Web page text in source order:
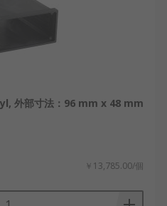
外部寸法：96 mm x 48 mm
￥13,785.00/個